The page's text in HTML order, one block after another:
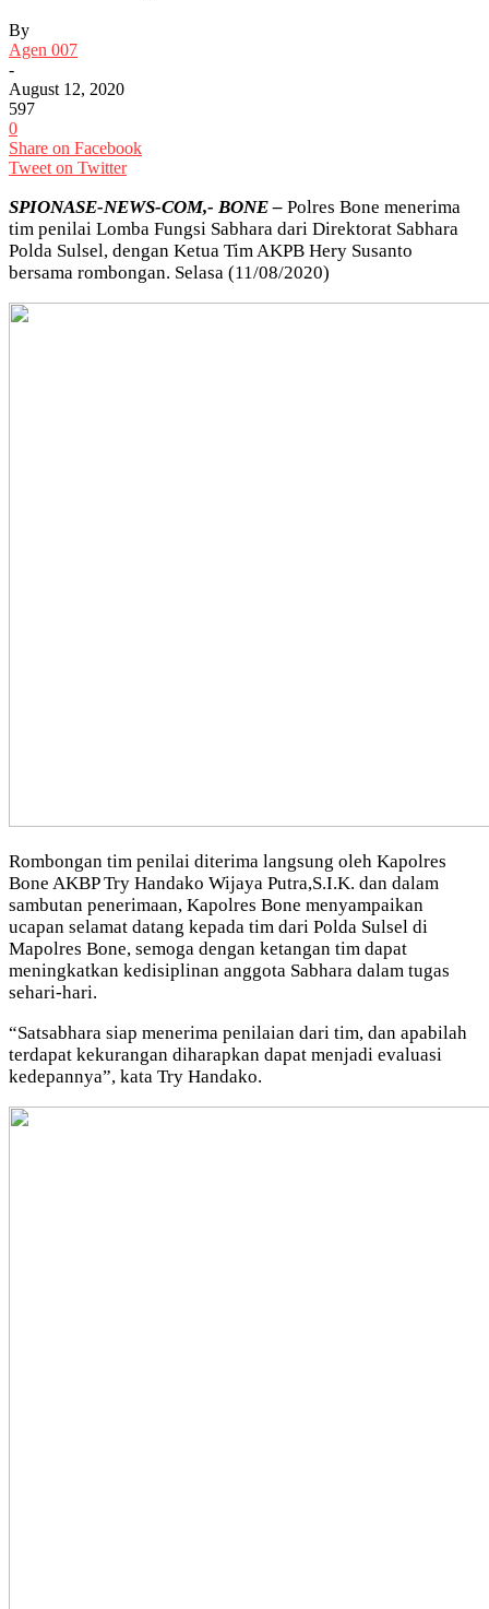
By
Agen 007
-
August 12, 2020
597
0
Share on Facebook
Tweet on Twitter
SPIONASE-NEWS-COM,- BONE – Polres Bone menerima
tim penilai Lomba Fungsi Sabhara dari Direktorat Sabhara
Polda Sulsel, dengan Ketua Tim AKPB Hery Susanto
bersama rombongan. Selasa (11/08/2020)
Rombongan tim penilai diterima langsung oleh Kapolres
Bone AKBP Try Handako Wijaya Putra,S.I.K. dan dalam
sambutan penerimaan, Kapolres Bone menyampaikan
ucapan selamat datang kepada tim dari Polda Sulsel di
Mapolres Bone, semoga dengan ketangan tim dapat
meningkatkan kedisiplinan anggota Sabhara dalam tugas
sehari-hari.
“Satsabhara siap menerima penilaian dari tim, dan apabilah
terdapat kekurangan diharapkan dapat menjadi evaluasi
kedepannya”, kata Try Handako.